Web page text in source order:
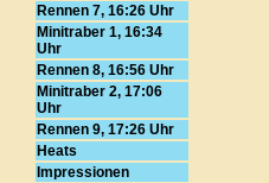
Rennen 7, 16:26 Uhr
Minitraber 1, 16:34
Uhr
Rennen 8, 16:56 Uhr
Minitraber 2, 17:06
Uhr
Rennen 9, 17:26 Uhr
Heats
Impressionen